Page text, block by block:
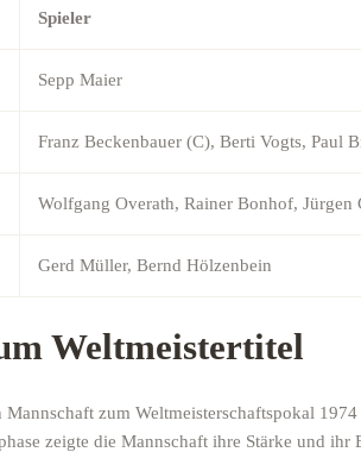
Spieler
Sepp Maier
Franz Beckenbauer (C), Berti Vogts, Paul
Wolfgang Overath, Rainer Bonhof,
Gerd Müller, Bernd Hölzenbein
Weltmeistertitel
Mannschaft zum Weltmeisterschaftspokal
zeigte die Mannschaft ihre Stärke und